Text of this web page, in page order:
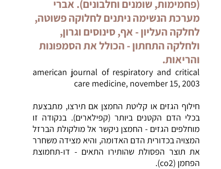
(פחמימות, שומנים וחלבונים). אברי
מערכת הנשימה ניתנים לחלוקה פשוטה,
לחלקה העליון - אף, סינוסים וגרון,
ולחלקה התחתון - הכולל את הסמפונות
והריאות.
american journal of respiratory and critical
care medicine, november 15, 2003
חילוף הגזים או קליטת החמצן אם תירצו, מתבצעת
בכלי הדם הקטנים ביותר (קפילארים). בנקודה זו
מוחלפים הגזים - החמצן ניקשר אל מולקולת הברזל
המצויה בכדורית הדם האדומה, והיא מצידה משחרר
את תוצר הפסולת שהותירו התאים - דו-תחמוצת
הפחמן (co2).